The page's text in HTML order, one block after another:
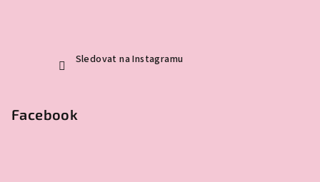
Sledovat na Instagramu
Facebook